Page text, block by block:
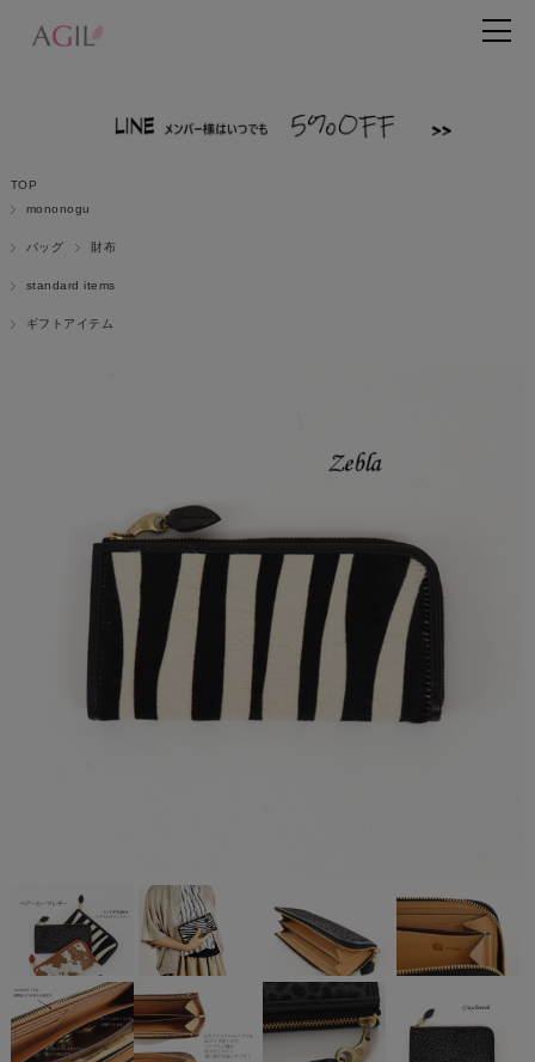
TOP
mononogu
バッグ 財布
standard items
ギフトアイテム